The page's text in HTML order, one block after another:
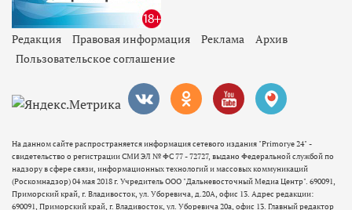
Редакция Правовая информация Реклама
Архив
Пользовательское соглашение
На данном сайте распространяется информация сетевого издания "Primorye 24" -
свидетельство о регистрации СМИ ЭЛ № ФС 77 - 72727, выдано Федеральной службой по
надзору в сфере связи, информационных технологий и массовых коммуникаций
(Роскомнадзор) 04 мая 2018 г. Учредитель ООО "Дальневосточный Медиа Центр". 690091,
Приморский край, г. Владивосток, ул. Уборевича, д.20А, офис 13. Адрес редакции:
690091, Приморский край, г. Владивосток, ул. Уборевича 20а, офис 13. Главный редактор